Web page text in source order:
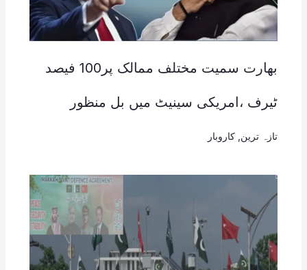
بھارت سمیت مختلف ممالک پر100 فیصد
ٹیرف ،امریکی سینیٹ میں بل منظور
تازہ ترین کاروبار